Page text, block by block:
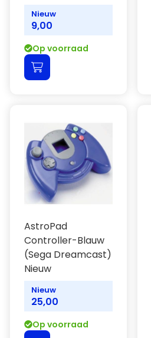
Nieuw
9,00
Op voorraad
AstroPad
Controller-Blauw
(Sega Dreamcast)
Nieuw
Nieuw
25,00
Op voorraad